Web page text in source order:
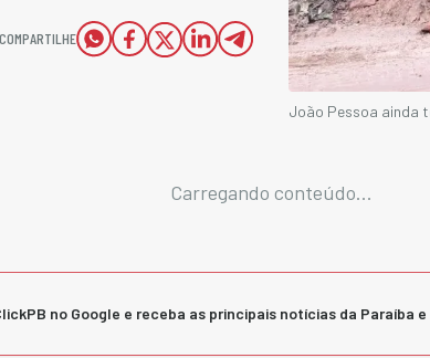
COMPARTILHE
João Pessoa ainda
Carregando conteúdo...
no Google e receba as principais notícias da Paraíba e